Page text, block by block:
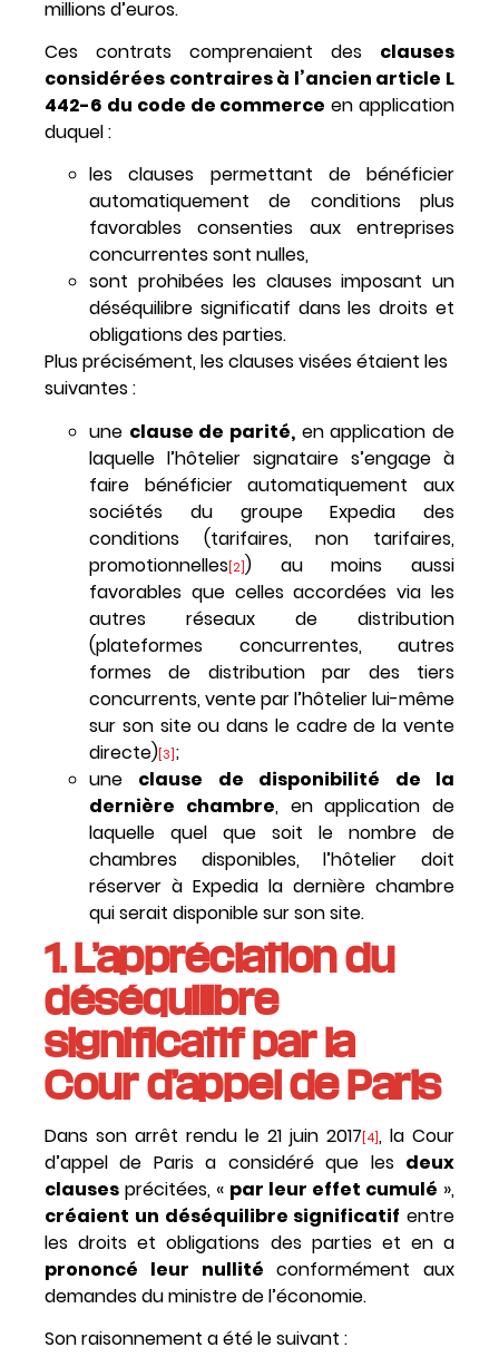
millions d’euros.
Ces contrats comprenaient des clauses
considérées contraires à l’ancien article L
442-6 du code de commerce en application
duquel :
les clauses permettant de bénéficier
automatiquement de conditions plus
favorables consenties aux entreprises
concurrentes sont nulles,
sont prohibées les clauses imposant un
déséquilibre significatif dans les droits et
obligations des parties.
Plus précisément, les clauses visées étaient les
suivantes :
une clause de parité, en application de
laquelle l’hôtelier signataire s’engage à
faire bénéficier automatiquement aux
sociétés du groupe Expedia des
conditions (tarifaires, non tarifaires,
promotionnelles[2]) au moins aussi
favorables que celles accordées via les
autres réseaux de distribution
(plateformes concurrentes, autres
formes de distribution par des tiers
concurrents, vente par l’hôtelier lui-même
sur son site ou dans le cadre de la vente
directe)[3];
une clause de disponibilité de la
dernière chambre, en application de
laquelle quel que soit le nombre de
chambres disponibles, l’hôtelier doit
réserver à Expedia la dernière chambre
qui serait disponible sur son site.
1. L’appréciation du
déséquilibre
significatif par la
Cour d’appel de Paris
Dans son arrêt rendu le 21 juin 2017[4], la Cour
d’appel de Paris a considéré que les deux
clauses précitées, « par leur effet cumulé »,
créaient un déséquilibre significatif entre
les droits et obligations des parties et en a
prononcé leur nullité conformément aux
demandes du ministre de l’économie.
Son raisonnement a été le suivant :